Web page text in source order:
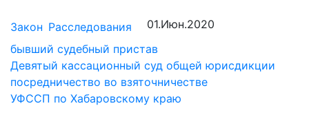
Закон Расследования
01.Июн.2020
бывший судебный пристав
Девятый кассационный суд общей юрисдикции
посредничество во взяточничестве
УФССП по Хабаровскому краю